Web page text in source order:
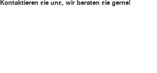
Kontaktieren sie uns, wir beraten sie gerne!